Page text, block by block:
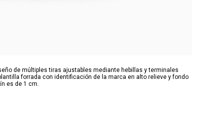
de múltiples tiras ajustables mediante hebillas y terminales
forrada con identificación de la marca en alto relieve y fondo
es de 1 cm.